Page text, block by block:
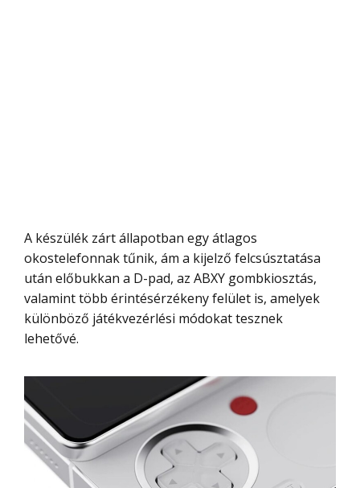
A készülék zárt állapotban egy átlagos
okostelefonnak tűnik, ám a kijelző felcsúsztatása
után előbukkan a D-pad, az ABXY gombkiosztás,
valamint több érintésérzékeny felület is, amelyek
különböző játékvezérlési módokat tesznek
lehetővé.